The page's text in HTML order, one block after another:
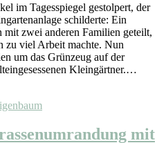
im Tagesspiegel gestolpert, der
schilderte: Ein
mit zwei anderen Familien geteilt,
zu viel Arbeit machte. Nun
um das Grünzeug auf der
Kleingärtner.…
mit